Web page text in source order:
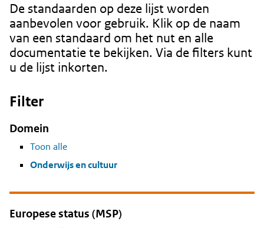
Content
De standaarden op deze lijst worden
aanbevolen voor gebruik. Klik op de naam
van een standaard om het nut en alle
documentatie te bekijken. Via de filters kunt
u de lijst inkorten.
Filter
Domein
Toon alle
Onderwijs en cultuur
Europese status (MSP)